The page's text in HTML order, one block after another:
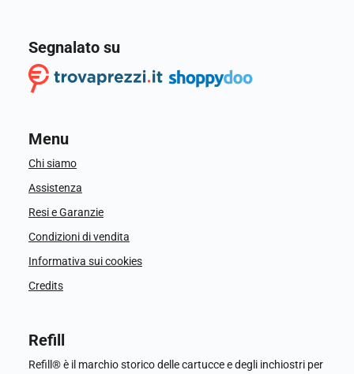
Segnalato su
Menu
Chi siamo
Assistenza
Resi e Garanzie
Condizioni di vendita
Informativa sui cookies
Credits
Refill
Refill® è il marchio storico delle cartucce e degli inchiostri per